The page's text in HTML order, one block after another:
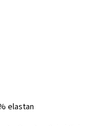
elastan